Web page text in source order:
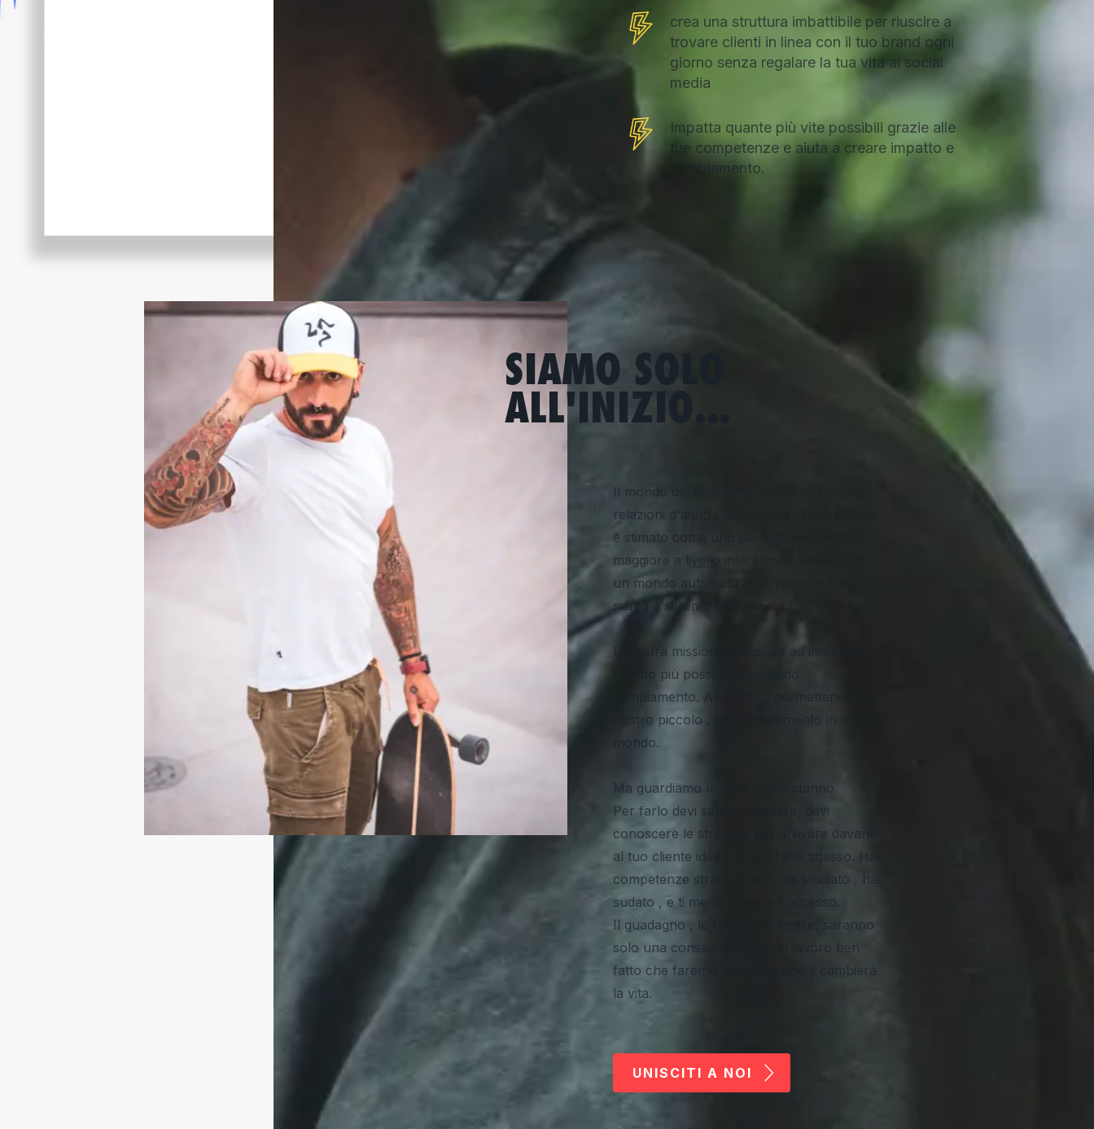
crea una struttura imbattibile per riuscire a
trovare clienti in linea con il tuo brand ogni
giorno senza regalare la tua vita ai social
media
Impatta quante più vite possibili grazie alle
tue competenze e aiuta a creare impatto e
cambiamento.
SIAMO SOLO
ALL'INIZIO...
Il mondo del Coaching, personal training,
relazioni d'aiuto , counseling , Consulenze
è stimato come uno dei settori in crescita
maggiore a livello interazione. Davanti ad
un mondo automatizzato, noi coaches
siamo e saremo una risorsa ESSENZIALE.
la nostra missione è riuscire ad impattare
quanto più possibile , creando
cambiamento. Aiutando e permettendo nel
nostro piccolo , un miglioramento in questo
mondo.
Ma guardiamo le cose come stanno.
Per farlo devi saperti vendere, devi
conoscere le strategie per arrivare davanti
al tuo cliente ideale e devi farlo adesso. Hai
competenze straordinarie, hai studiato , hai
sudato , e ti meriti di avere successo.
Il guadagno , le famose 6/7 cifre, saranno
solo una conseguenza di un lavoro ben
fatto che faremo insieme e che ti cambierà
la vita.
UNISCITI A NOI